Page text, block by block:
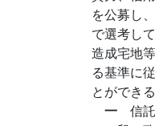
を公募し
で選考し
造成宅地
る基準に
とができる
一 信